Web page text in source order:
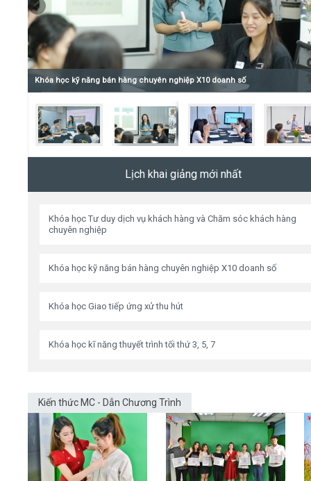
Video
Kiến thức
Tìm kiếm
Khóa học kỹ năng bán hàng chuyên nghiệp X10 doanh số
Lịch khai giảng mới nhất
Khóa học Tư duy dịch vụ khách hàng và Chăm sóc khách hàng
chuyên nghiệp
Khóa học kỹ năng bán hàng chuyên nghiệp X10 doanh số
Khóa học Giao tiếp ứng xử thu hút
Khóa học kĩ năng thuyết trình tối thứ 3, 5, 7
Kiến thức MC - Dẫn Chương Trình